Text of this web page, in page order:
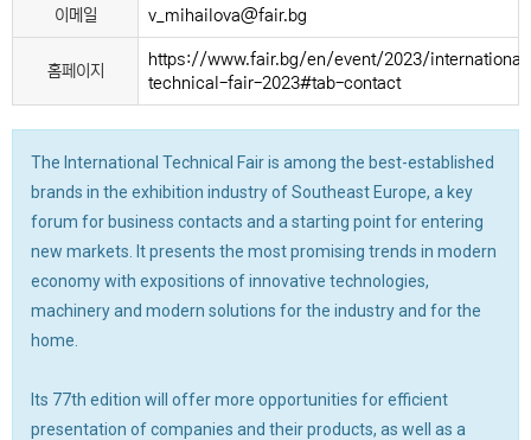
이메일 v_mihailova@fair.bg
홈페이지
https://www.fair.bg/en/event/2023/
technical-fair-2023#tab-contact
The International Technical Fair is among the best-established
brands in the exhibition industry of Southeast Europe, a key
forum for business contacts and a starting point for entering
new markets. It presents the most promising trends in modern
economy with expositions of innovative technologies,
machinery and modern solutions for the industry and for the
home.
Its 77th edition will offer more opportunities for efficient
presentation of companies and their products, as well as a